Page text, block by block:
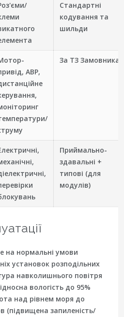
Стандартні
кодування та
шильди
АВР,
За ТЗ Замовника
Приймально-
здавальні +
типові (для
модулів)
на нормальні умови
установок розподільних
навколишнього повітря
вологість до 95%
над рівнем моря до
(підвищена запиленість/